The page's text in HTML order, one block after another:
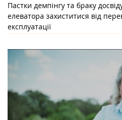
Пастки демпінгу та браку
елеватора захиститися від
експлуатації